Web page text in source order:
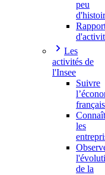
peu
Les
activités de
l'Insee
Suivre
les
de la